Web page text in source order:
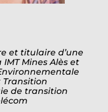
et titulaire d’une
Mines Alès et
de transition